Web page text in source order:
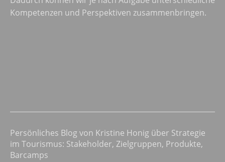
Kompetenzen und Perspektiven zusammenbringen.
Persönliches Blog von Kristine Honig über Strategie
im Tourismus: Stakeholder, Zielgruppen, Produkte,
Barcamps